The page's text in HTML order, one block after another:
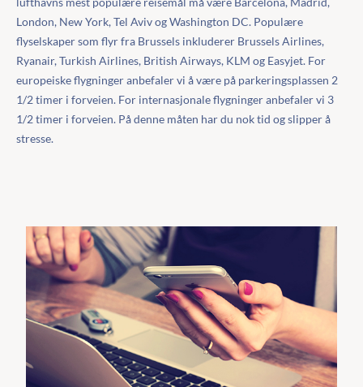
London, New York, Tel Aviv og Washington DC. Populære
flyselskaper som flyr fra Brussels inkluderer Brussels Airlines,
Ryanair, Turkish Airlines, British Airways, KLM og Easyjet. For
europeiske flygninger anbefaler vi å være på parkeringsplassen 2
1/2 timer i forveien. For internasjonale flygninger anbefaler vi 3
1/2 timer i forveien. På denne måten har du nok tid og slipper å
stresse.